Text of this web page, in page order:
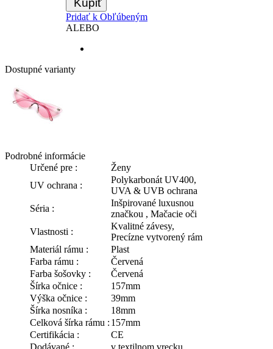
Pridať k Obľúbeným
ALEBO
Dostupné varianty
Podrobné informácie
Určené pre :
Ženy
UV ochrana :
Polykarbonát UV400,
UVA & UVB ochrana
Séria :
Inšpirované luxusnou
značkou , Mačacie oči
Vlastnosti :
Kvalitné závesy,
Precízne vytvorený rám
Materiál rámu :
Plast
Farba rámu :
Červená
Farba šošovky :
Červená
Šírka očnice :
157mm
Výška očnice :
39mm
Šírka nosníka :
18mm
Celková šírka rámu : 157mm
Certifikácia :
CE
Dodávané :
v textilnom vrecku